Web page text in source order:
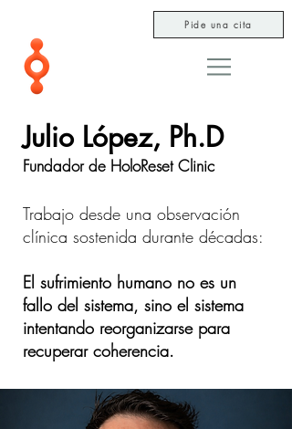
Pide una cita
Julio López, Ph.D
Fundador de HoloReset Clinic
Trabajo desde una observación
clínica sostenida durante décadas:
El sufrimiento humano no es un
fallo del sistema, sino el sistema
intentando reorganizarse para
recuperar coherencia.